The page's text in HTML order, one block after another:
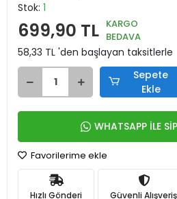
Stok: 1
699,90 TL KARGO
BEDAVA
58,33 TL 'den başlayan taksitlerle
Sepete
Ekle
WHATSAPP İLE
Favorilerime ekle
Hızlı Gönderi Güvenli Alışveriş